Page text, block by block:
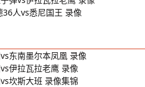
人vs悉尼国王 录像
东南墨尔本凤凰 录像
伊拉瓦拉老鹰 录像
坎斯大班 录像集锦